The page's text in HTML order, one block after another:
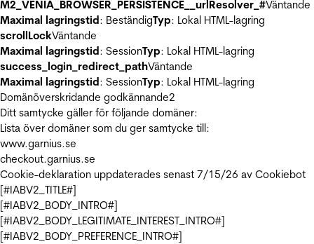
M2_VENIA_BROWSER_PERSISTENCE__urlResolver_#Väntande
Maximal lagringstid: BeständigTyp: Lokal HTML-lagring
scrollLockVäntande
Maximal lagringstid: SessionTyp: Lokal HTML-lagring
success_login_redirect_pathVäntande
Maximal lagringstid: SessionTyp: Lokal HTML-lagring
Domänöverskridande godkännande2
Ditt samtycke gäller för följande domäner:
Lista över domäner som du ger samtycke till:
www.garnius.se
checkout.garnius.se
Cookie-deklaration uppdaterades senast 7/15/26 av Cookiebot
[#IABV2_TITLE#]
[#IABV2_BODY_INTRO#]
[#IABV2_BODY_LEGITIMATE_INTEREST_INTRO#]
[#IABV2_BODY_PREFERENCE_INTRO#]